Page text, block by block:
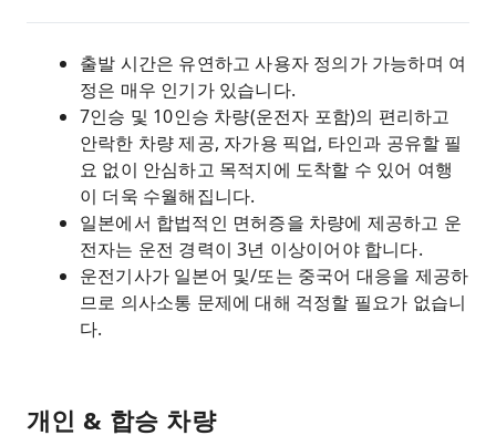
출발 시간은 유연하고 사용자 정의가 가능하며 여
정은 매우 인기가 있습니다.
7인승 및 10인승 차량(운전자 포함)의 편리하고
안락한 차량 제공, 자가용 픽업, 타인과 공유할 필
요 없이 안심하고 목적지에 도착할 수 있어 여행
이 더욱 수월해집니다.
일본에서 합법적인 면허증을 차량에 제공하고 운
전자는 운전 경력이 3년 이상이어야 합니다.
운전기사가 일본어 및/또는 중국어 대응을 제공하
므로 의사소통 문제에 대해 걱정할 필요가 없습니
다.
개인 & 합승 차량